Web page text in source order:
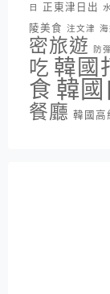
日
正東津日出
陵美食 注文津 海
密旅遊
防彈
吃 韓國
食 韓國
餐廳 韓國高